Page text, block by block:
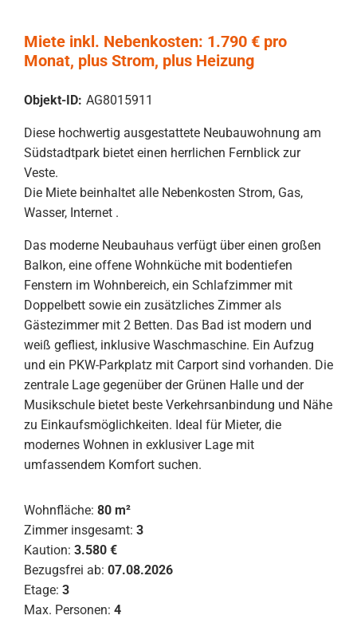
Miete inkl. Nebenkosten: 1.790 € pro
Monat, plus Strom, plus Heizung
Objekt-ID: AG8015911
Diese hochwertig ausgestattete Neubauwohnung am
Südstadtpark bietet einen herrlichen Fernblick zur
Veste.
Die Miete beinhaltet alle Nebenkosten Strom, Gas,
Wasser, Internet .
Das moderne Neubauhaus verfügt über einen großen
Balkon, eine offene Wohnküche mit bodentiefen
Fenstern im Wohnbereich, ein Schlafzimmer mit
Doppelbett sowie ein zusätzliches Zimmer als
Gästezimmer mit 2 Betten. Das Bad ist modern und
weiß gefliest, inklusive Waschmaschine. Ein Aufzug
und ein PKW-Parkplatz mit Carport sind vorhanden. Die
zentrale Lage gegenüber der Grünen Halle und der
Musikschule bietet beste Verkehrsanbindung und Nähe
zu Einkaufsmöglichkeiten. Ideal für Mieter, die
modernes Wohnen in exklusiver Lage mit
umfassendem Komfort suchen.
Wohnfläche: 80 m²
Zimmer insgesamt: 3
Kaution: 3.580 €
Bezugsfrei ab: 07.08.2026
Etage: 3
Max. Personen: 4